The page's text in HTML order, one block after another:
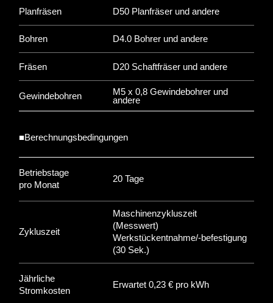
Planfräsen D50 Planfräser und andere
Bohren D4.0 Bohrer und andere
Fräsen D20 Schaftfräser und andere
Gewindebohren
M5 x 0,8 Gewindebohrer und
andere
■Berechnungsbedingungen
Betriebstage
pro Monat
20 Tage
Zykluszeit
Maschinenzykluszeit
(Messwert)
Werkstückentnahme/-befestigung
(30 Sek.)
Jährliche
Stromkosten
Erwartet 0,23 € pro kWh